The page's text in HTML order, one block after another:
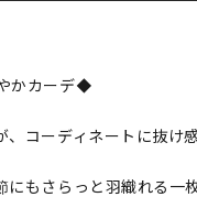
かカーデ◆
、コーディネートに抜け
もさらっと羽織れる一枚